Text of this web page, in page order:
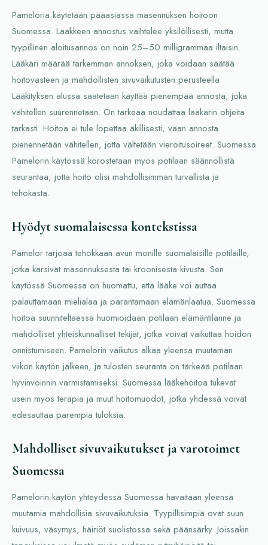
Pameloria käytetään pääasiassa masennuksen hoitoon
Suomessa. Lääkkeen annostus vaihtelee yksilöllisesti, mutta
tyypillinen aloitusannos on noin 25–50 milligrammaa iltaisin.
Lääkäri määrää tarkemman annoksen, joka voidaan säätää
hoitovasteen ja mahdollisten sivuvaikutusten perusteella.
Lääkityksen alussa saatetaan käyttää pienempää annosta, joka
vähitellen suurennetaan. On tärkeää noudattaa lääkärin ohjeita
tarkasti. Hoitoa ei tule lopettaa äkillisesti, vaan annosta
pienennetään vähitellen, jotta vältetään vieroitusoireet. Suomessa
Pamelorin käytössä korostetaan myös potilaan säännöllistä
seurantaa, jotta hoito olisi mahdollisimman turvallista ja
tehokasta.
Hyödyt suomalaisessa kontekstissa
Pamelor tarjoaa tehokkaan avun monille suomalaisille potilaille,
jotka kärsivät masennuksesta tai kroonisesta kivusta. Sen
käytössä Suomessa on huomattu, että lääke voi auttaa
palauttamaan mielialaa ja parantamaan elämänlaatua. Suomessa
hoitoa suunniteltaessa huomioidaan potilaan elämäntilanne ja
mahdolliset yhteiskunnalliset tekijät, jotka voivat vaikuttaa hoidon
onnistumiseen. Pamelorin vaikutus alkaa yleensä muutaman
viikon käytön jälkeen, ja tulosten seuranta on tärkeää potilaan
hyvinvoinnin varmistamiseksi. Suomessa lääkehoitoa tukevat
usein myös terapia ja muut hoitomuodot, jotka yhdessä voivat
edesauttaa parempia tuloksia.
Mahdolliset sivuvaikutukset ja varotoimet
Suomessa
Pamelorin käytön yhteydessä Suomessa havaitaan yleensä
muutamia mahdollisia sivuvaikutuksia. Tyypillisimpiä ovat suun
kuivuus, väsymys, häiriöt suolistossa sekä päänsärky. Joissakin